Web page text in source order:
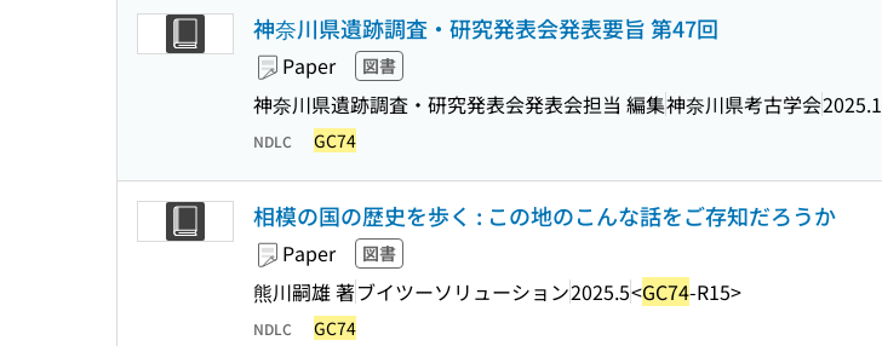
神奈川県遺跡調査・研究発表会発表要旨 第47回
Paper 図書
神奈川県遺跡調査・研究発表会発表会担当 編集神奈川県考古学会2025.1
NDLC GC74
相模の国の歴史を歩く : この地のこんな話をご存知だろうか
Paper 図書
熊川嗣雄 著ブイツーソリューション2025.5<GC74-R15>
NDLC GC74